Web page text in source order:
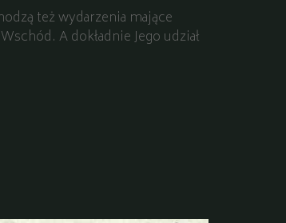
też wydarzenia mające
A dokładnie Jego udział